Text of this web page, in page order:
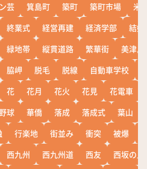
芸 箕島町 築町 築町市場
米
終業式 経営再建 経済学部
結婚
緑地帯 縦貫道路 繁華街
美津島
脇岬 脱毛 脱線 自動車学校
花 花月 花火 花見 花電車
球 華僑 落成 落成式 葉山
行楽地 街並み 衝突 被爆
西九州 西九州道 西友
西坂の丘